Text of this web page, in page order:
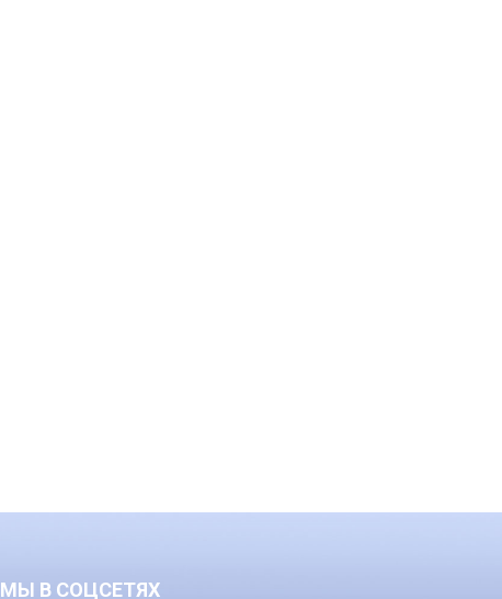
МЫ В СОЦСЕТЯХ